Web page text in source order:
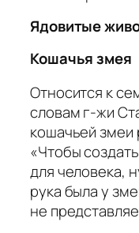
Ядовитые
Кошачья змея
Относится к
словам г-жи
кошачьей змеи
«Чтобы
для человека,
рука была у
не